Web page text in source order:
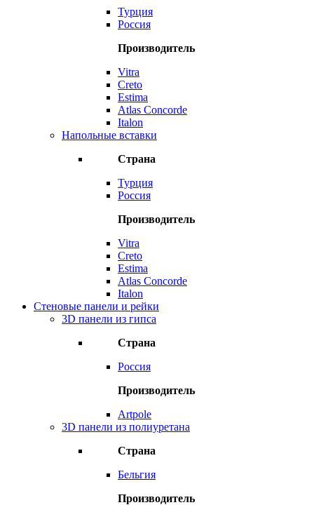
Турция
Россия
Производитель
Vitra
Creto
Estima
Atlas Concorde
Italon
Напольные вставки
Страна
Турция
Россия
Производитель
Vitra
Creto
Estima
Atlas Concorde
Italon
Стеновые панели и рейки
3D панели из гипса
Страна
Россия
Производитель
Artpole
3D панели из полиуретана
Страна
Бельгия
Производитель